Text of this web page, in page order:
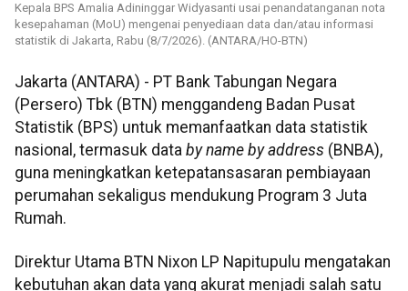
Kepala BPS Amalia Adininggar Widyasanti usai penandatanganan nota
kesepahaman (MoU) mengenai penyediaan data dan/atau informasi
statistik di Jakarta, Rabu (8/7/2026). (ANTARA/HO-BTN)
Jakarta (ANTARA) - PT Bank Tabungan Negara
(Persero) Tbk (BTN) menggandeng Badan Pusat
Statistik (BPS) untuk memanfaatkan data statistik
nasional, termasuk data by name by address (BNBA),
guna meningkatkan ketepatansasaran pembiayaan
perumahan sekaligus mendukung Program 3 Juta
Rumah.
Direktur Utama BTN Nixon LP Napitupulu mengatakan
kebutuhan akan data yang akurat menjadi salah satu